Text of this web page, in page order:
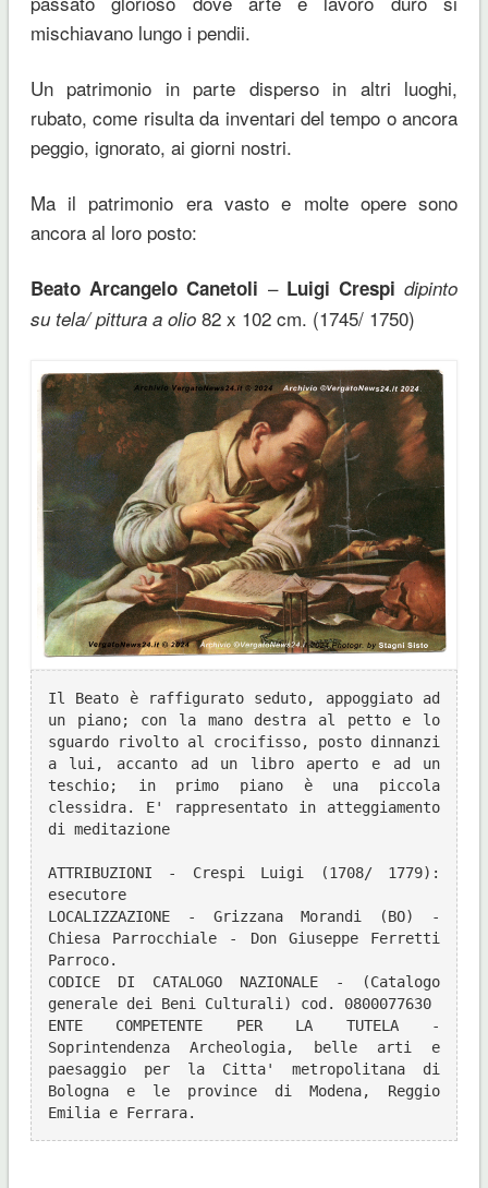
mischiavano lungo i pendii.
Un patrimonio in parte disperso in altri luoghi,
rubato, come risulta da inventari del tempo o ancora
peggio, ignorato, ai giorni nostri.
Ma il patrimonio era vasto e molte opere sono
ancora al loro posto:
Beato Arcangelo Canetoli – Luigi Crespi dipinto
su tela/ pittura a olio82 x 102 cm. (1745/ 1750)
Il Beato è raffigurato seduto, appoggiato ad
un piano; con la mano destra al petto e lo
sguardo rivolto al crocifisso, posto dinnanzi
a lui, accanto ad un libro aperto e ad un
teschio; in primo piano è una piccola
clessidra. E' rappresentato in atteggiamento
di meditazione
ATTRIBUZIONI - Crespi Luigi (1708/ 1779):
esecutore
LOCALIZZAZIONE - Grizzana Morandi (BO) -
Chiesa Parrocchiale - Don Giuseppe Ferretti
Parroco.
CODICE DI CATALOGO NAZIONALE - (Catalogo
generale dei Beni Culturali) cod. 0800077630
ENTE COMPETENTE PER LA TUTELA -
Soprintendenza Archeologia, belle arti e
paesaggio per la Citta' metropolitana di
Bologna e le province di Modena, Reggio
Emilia e Ferrara.